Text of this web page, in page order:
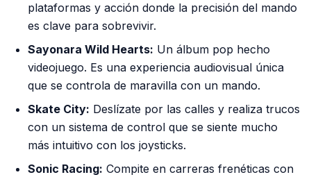
plataformas y acción donde la precisión del mando
es clave para sobrevivir.
Sayonara Wild Hearts: Un álbum pop hecho
videojuego. Es una experiencia audiovisual única
que se controla de maravilla con un mando.
Skate City: Deslízate por las calles y realiza trucos
con un sistema de control que se siente mucho
más intuitivo con los joysticks.
Sonic Racing: Compite en carreras frenéticas con